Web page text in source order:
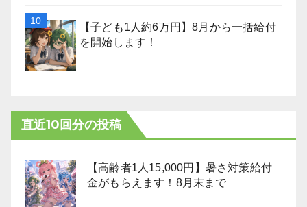
【子ども1人約6万円】8月から一括給付
を開始します！
直近10回分の投稿
【高齢者1人15,000円】暑さ対策給付
金がもらえます！8月末まで